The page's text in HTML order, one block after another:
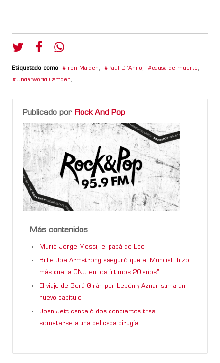
Etiquetado como Iron Maiden, Paul Di’Anno, causa de muerte,
Underworld Camden,
Publicado por Rock And Pop
Más contenidos
Murió Jorge Messi, el papá de Leo
Billie Joe Armstrong aseguró que el Mundial “hizo
más que la ONU en los últimos 20 años”
El viaje de Serú Girán por Lebón y Aznar suma un
nuevo capítulo
Joan Jett canceló dos conciertos tras
someterse a una delicada cirugía